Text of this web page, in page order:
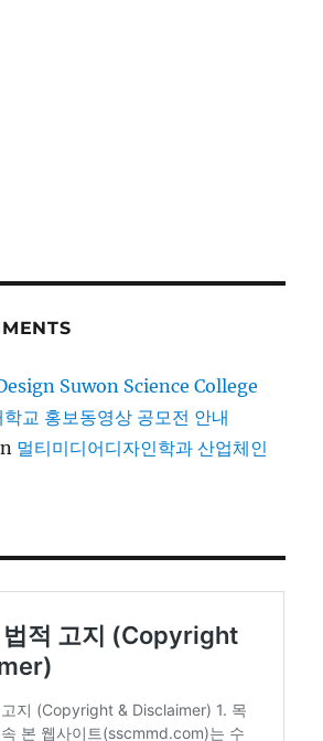
Suwon Science College
교 홍보동영상 공모전 안내
멀티미디어디자인학과 산업체인